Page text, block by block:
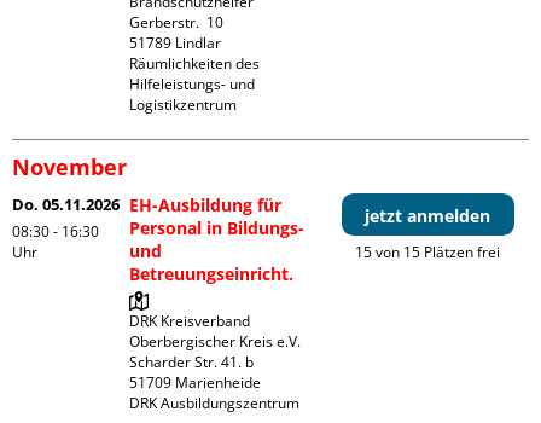
Gerberstr.  10
51789 Lindlar
Räumlichkeiten des
Hilfeleistungs- und
Logistikzentrum
November
Do. 05.11.2026
08:30 - 16:30
Uhr
EH-Ausbildung für
Personal in Bildungs-
und
Betreuungseinricht.
DRK Kreisverband
Oberbergischer Kreis e.V.
Scharder Str. 41. b
51709 Marienheide
DRK Ausbildungszentrum
jetzt anmelden
15 von 15 Plätzen frei